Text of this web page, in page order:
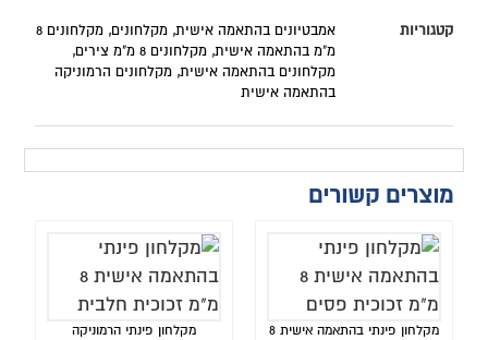
קטגוריות אמבטיונים בהתאמה אישית,מקלחונים,
מקלחונים 8
מ"מ בהתאמה אישית,מקלחונים 8 מ"מ צירים
,
מקלחונים בהתאמה אישית,מקלחונים הרמוניקה
בהתאמה אישית
מוצרים קשורים
מקלחון פינתי בהתאמה אישית 8
מקלחון פינתי הרמוניקה